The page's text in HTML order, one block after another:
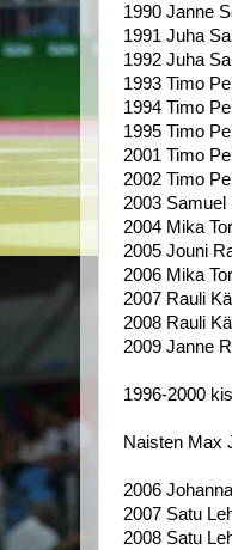
1990 Janne
1991 Juha
1992 Juha
1993 Timo
1994 Timo
1995 Timo
2001 Timo
2002 Timo
2003
2004 Mika
2005 Jouni
2006 Mika
2007 Rauli
2008 Rauli
2009 Janne
1996-2000
Naisten Max
2006
2007 Satu
2008 Satu